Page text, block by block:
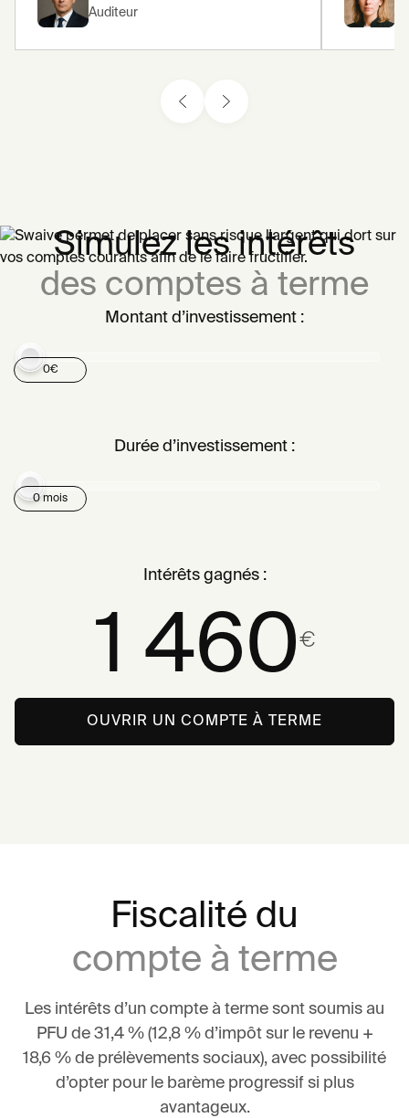
Auditeur
Simulez les intérêts
des comptes à terme
Montant d’investissement :
0€
Durée d’investissement :
0 mois
Intérêts gagnés :
1 460€
OUVRIR UN COMPTE À TERME
Fiscalité du
compte à terme
Les intérêts d’un compte à terme sont soumis au
PFU de 31,4 % (12,8 % d’impôt sur le revenu +
18,6 % de prélèvements sociaux), avec possibilité
d’opter pour le barème progressif si plus
avantageux.